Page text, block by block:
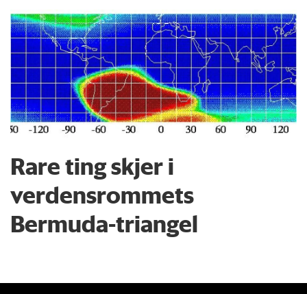
Rare ting skjer i
verdensrommets
Bermuda-triangel